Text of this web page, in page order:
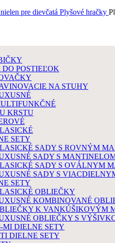
pre dievčatá Plyšové hračky
POSTIEĽOK
NA STUHY
KRSTU
SETY
SADY S ROVNÝM
SADY S
SADY S OVÁLNYM
SADY S
SETY
OBLIEČKY
KOMBINOVANÉ
K VANKÚŠIKOVÝM
OBLIEČKY S
MI DIELNE SETY
DIELNE SETY